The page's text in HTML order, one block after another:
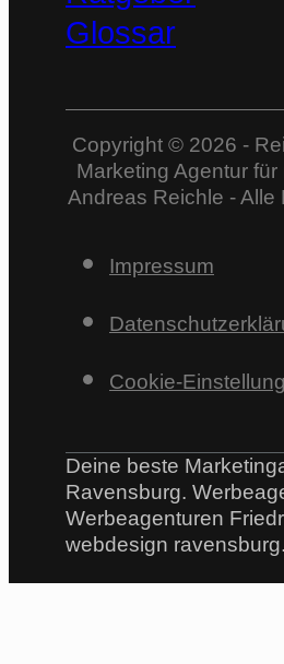
Glossar
Copyright © 2026 -
Marketing Agentur
Andreas Reichle -
Impressum
Cookie-
Deine beste
Ravensburg.
Werbeagenturen
webdesign ravensburg.